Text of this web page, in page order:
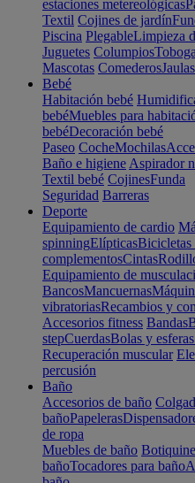
estaciones metereológicas
Textil Cojines de jardín
Piscina PlegableLimpieza
Juguetes Columpios
Mascotas ComederosJaulas
Bebé
Habitación bebé
bebéMuebles para
bebéDecoración bebé
Paseo CocheMochilas
Baño e higiene Aspirador
Textil bebé CojinesFunda
Seguridad Barreras
Deporte
Equipamiento de cardio
spinningElípticasBicicletas
complementosCintas
Equipamiento de
BancosMancuernas
vibratoriasRecambios y
Accesorios fitness Bandas
stepCuerdasBolas y
Recuperación muscular
percusión
Baño
Accesorios de baño
bañoPapeleras
de ropa
Muebles de baño
bañoTocadores para baño